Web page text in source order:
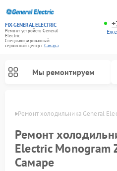
FIX-GENERAL ELECTRIC
Ремонт устройств General
Electric
Специализированный
cервисный центр г.Самара
Мы ремонтируем
Ремонт холодильника General
Ремонт
Electric Monogram
Самаре